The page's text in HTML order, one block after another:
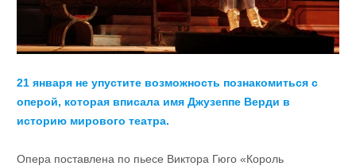
21 января не упустите возможность познакомиться с
оперой, которая вписала имя Джузеппе Верди в
историю мирового театра.
Опера поставлена по пьесе Виктора Гюго «Король